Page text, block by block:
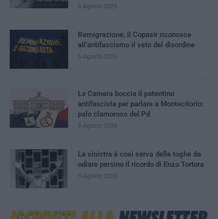
6 Agosto 2026
Remigrazione, il Copasir riconosce
all’antifascismo il veto del disordine
6 Agosto 2026
La Camera boccia il patentino
antifascista per parlare a Montecitorio:
palo clamoroso del Pd
5 Agosto 2026
La sinistra è così serva delle toghe da
odiare persino il ricordo di Enzo Tortora
5 Agosto 2026